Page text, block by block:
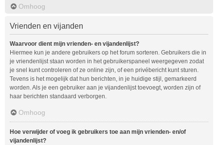
Omhoog
Vrienden en vijanden
Waarvoor dient mijn vrienden- en vijandenlijst?
Hiermee kun je andere gebruikers op het forum sorteren. Gebruikers die in
je vriendenlijst staan worden in het gebruikerspaneel weergegeven zodat
je snel kunt controleren of ze online zijn, of een privébericht kunt sturen.
Tevens is het mogelijk dat hun berichten, in je huidige stijl, gemarkeerd
worden. Als je een gebruiker aan je vijandenlijst toevoegt, worden zijn of
haar berichten standaard verborgen.
Omhoog
Hoe verwijder of voeg ik gebruikers toe aan mijn vrienden- en/of
vijandenlijst?